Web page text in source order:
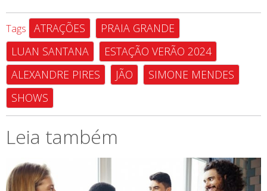
Tags ATRAÇÕES
PRAIA GRANDE
LUAN SANTANA
ESTAÇÃO VERÃO 2024
ALEXANDRE PIRES
JÃO
SIMONE MENDES
SHOWS
Leia também